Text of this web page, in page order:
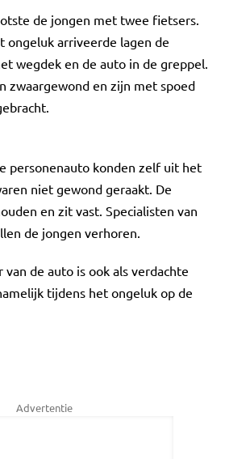
de jongen met twee fietsers.
ongeluk arriveerde lagen de
wegdek en de auto in de greppel.
zwaargewond en zijn met spoed
personenauto konden zelf uit het
niet gewond geraakt. De
en zit vast. Specialisten van
de jongen verhoren.
van de auto is ook als verdachte
tijdens het ongeluk op de
Advertentie